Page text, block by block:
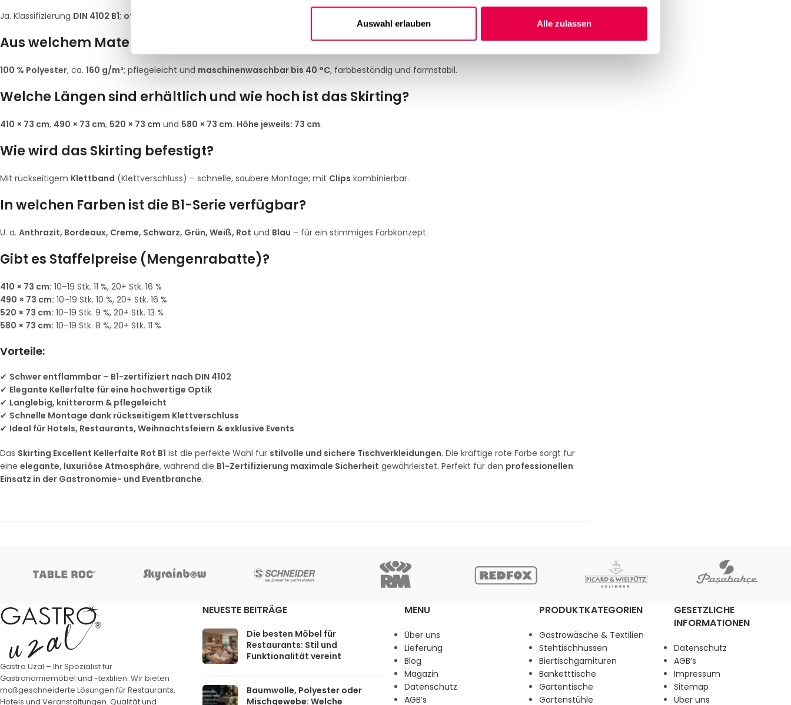
Auswahl erlauben Alle zulassen
Ja. Klassifizierung DIN 4102 B1; offizielle Zertifikate
Aus welchem Material besteht das Skirting und wie wird es gepflegt?
100 % Polyester, ca. 160 g/m²; pflegeleicht und maschinenwaschbar bis 40 °C, farbbeständig und formstabil.
Welche Längen sind erhältlich und wie hoch ist das Skirting?
410 × 73 cm, 490 × 73 cm, 520 × 73 cm und 580 × 73 cm. Höhe jeweils: 73 cm.
Wie wird das Skirting befestigt?
Mit rückseitigem Klettband (Klettverschluss) – schnelle, saubere Montage; mit Clips kombinierbar.
In welchen Farben ist die B1-Serie verfügbar?
U. a. Anthrazit, Bordeaux, Creme, Schwarz, Grün, Weiß, Rot und Blau – für ein stimmiges Farbkonzept.
Gibt es Staffelpreise (Mengenrabatte)?
410 × 73 cm: 10–19 Stk. 11 %, 20+ Stk. 16 %
490 × 73 cm: 10–19 Stk. 10 %, 20+ Stk. 16 %
520 × 73 cm: 10–19 Stk. 9 %, 20+ Stk. 13 %
580 × 73 cm: 10–19 Stk. 8 %, 20+ Stk. 11 %
Vorteile:
✔ Schwer entflammbar – B1-zertifiziert nach DIN 4102
✔ Elegante Kellerfalte für eine hochwertige Optik
✔ Langlebig, knitterarm & pflegeleicht
✔ Schnelle Montage dank rückseitigem Klettverschluss
✔ Ideal für Hotels, Restaurants, Weihnachtsfeiern & exklusive Events
Das Skirting Excellent Kellerfalte Rot B1 ist die perfekte Wahl für stilvolle und sichere Tischverkleidungen. Die kräftige rote Farbe sorgt für
eine elegante, luxuriöse Atmosphäre, während die B1-Zertifizierung maximale Sicherheit gewährleistet. Perfekt für den professionellen
Einsatz in der Gastronomie- und Eventbranche.
Gastro Uzal – Ihr Spezialist für
Gastronomiemöbel und -textilien. Wir bieten
maßgeschneiderte Lösungen für Restaurants,
Hotels und Veranstaltungen. Qualität und
NEUESTE BEITRÄGE
Die besten Möbel für
Restaurants: Stil und
Funktionalität vereint
Baumwolle, Polyester oder
Mischgewebe: Welche
MENU
Über uns
Lieferung
Blog
Magazin
Datenschutz
AGB’s
PRODUKTKATEGORIEN
Gastrowäsche & Textilien
Stehtischhussen
Biertischgarnituren
Banketttische
Gartentische
Gartenstühle
GESETZLICHE
INFORMATIONEN
Datenschutz
AGB’s
Impressum
Sitemap
Über uns